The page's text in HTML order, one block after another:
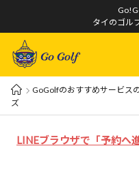
タイのゴル
GoGolfのおすすめサービス
ズ
LINEブラウザで「予約へ